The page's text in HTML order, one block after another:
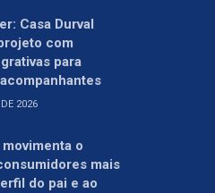
Casa Durval
com
para
2026
o
mais
do pai e ao